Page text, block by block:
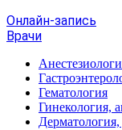
Онлайн-запись
Врачи
Гематология
Гинекология,